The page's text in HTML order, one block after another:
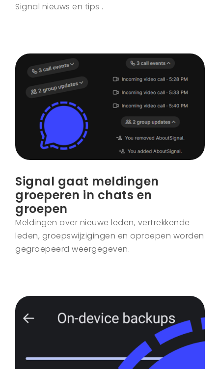
Signal nieuws en tips .
Signal gaat meldingen
groeperen in chats en
groepen
Meldingen over nieuwe leden, vertrekkende
leden, groepswijzigingen en oproepen worden
gegroepeerd weergegeven.